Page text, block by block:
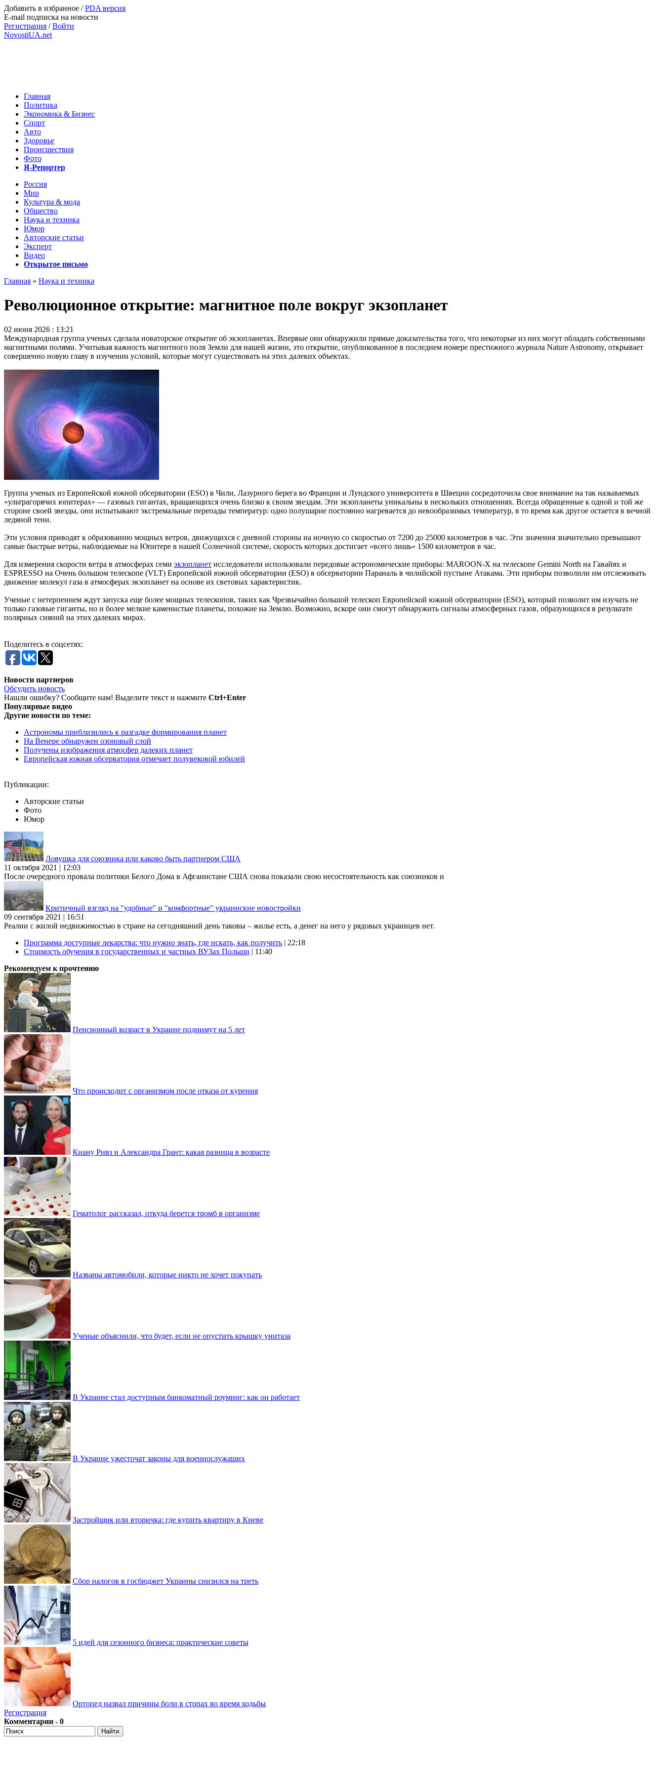
Добавить в избранное /PDA версия
E-mail подписка на новости
Регистрация /Войти
NovostiUA.net
Главная
Политика
Экономика & Бизнес
Спорт
Авто
Здоровье
Происшествия
Фото
Я-Репортер
Россия
Мир
Культура & мода
Общество
Наука и техника
Юмор
Авторские статьи
Эксперт
Видео
Открытое письмо
Главная » Наука и техника
Революционное открытие: магнитное поле вокруг экзопланет
02 июня 2026 : 13:21
Международная группа ученых сделала новаторское открытие об экзопланетах. Впервые они обнаружили прямые доказательства того, что некоторые из них могут обладать собственными
магнитными полями. Учитывая важность магнитного поля Земли для нашей жизни, это открытие, опубликованное в последнем номере престижного журнала Nature Astronomy, открывает
совершенно новую главу в изучении условий, которые могут существовать на этих далеких объектах.
Группа ученых из Европейской южной обсерватории (ESO) в Чили, Лазурного берега во Франции и Лундского университета в Швеции сосредоточила свое внимание на так называемых
«ультрагорячих юпитерах» — газовых гигантах, вращающихся очень близко к своим звездам. Эти экзопланеты уникальны в нескольких отношениях. Всегда обращенные к одной и той же
стороне своей звезды, они испытывают экстремальные перепады температур: одно полушарие постоянно нагревается до невообразимых температур, в то время как другое остается в вечной
ледяной тени.
Эти условия приводят к образованию мощных ветров, движущихся с дневной стороны на ночную со скоростью от 7200 до 25000 километров в час. Эти значения значительно превышают
самые быстрые ветры, наблюдаемые на Юпитере в нашей Солнечной системе, скорость которых достигает «всего лишь» 1500 километров в час.
Для измерения скорости ветра в атмосферах семи экзопланет исследователи использовали передовые астрономические приборы: MAROON-X на телескопе Gemini North на Гавайях и
ESPRESSO на Очень большом телескопе (VLT) Европейской южной обсерватории (ESO) в обсерватории Параналь в чилийской пустыне Атакама. Эти приборы позволили им отслеживать
движение молекул газа в атмосферах экзопланет на основе их световых характеристик.
Ученые с нетерпением ждут запуска еще более мощных телескопов, таких как Чрезвычайно большой телескоп Европейской южной обсерватории (ESO), который позволит им изучать не
только газовые гиганты, но и более мелкие каменистые планеты, похожие на Землю. Возможно, вскоре они смогут обнаружить сигналы атмосферных газов, образующихся в результате
полярных сияний на этих далеких мирах.
Поделитесь в соцсетях:
Новости партнеров
Обсудить новость
Нашли ошибку? Сообщите нам! Выделите текст и нажмите Ctrl+Enter
Популярные видео
Другие новости по теме:
Астрономы приблизились к разгадке формирования планет
На Венере обнаружен озоновый слой
Получены изображения атмосфер далеких планет
Европейская южная обсерватория отмечает полувековой юбилей
Публикации:
Авторские статьи
Фото
Юмор
Ловушка для союзника или каково быть партнером США
11 октября 2021 | 12:03
После очередного провала политики Белого Дома в Афганистане США снова показали свою несостоятельность как союзников и
Критичный взгляд на "удобные" и "комфортные" украинские новостройки
09 сентября 2021 | 16:51
Реалии с жилой недвижимостью в стране на сегодняшний день таковы – жилье есть, а денег на него у рядовых украинцев нет.
Программа доступные лекарства: что нужно знать, где искать, как получить | 22:18
Стоимость обучения в государственных и частных ВУЗах Польши | 11:40
Рекомендуем к прочтению
Пенсионный возраст в Украине поднимут на 5 лет
Что происходит с организмом после отказа от курения
Киану Ривз и Александра Грант: какая разница в возрасте
Гематолог рассказал, откуда берется тромб в организме
Названы автомобили, которые никто не хочет покупать
Ученые объяснили, что будет, если не опустить крышку унитаза
В Украине стал доступным банкоматный роуминг: как он работает
В Украине ужесточат законы для военнослужащих
Застройщик или вторичка: где купить квартиру в Киеве
Сбор налогов в госбюджет Украины снизился на треть
5 идей для сезонного бизнеса: практические советы
Ортопед назвал причины боли в стопах во время ходьбы
Регистрация
Комментарии - 0